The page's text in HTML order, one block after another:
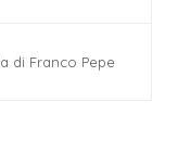
di Franco Pepe